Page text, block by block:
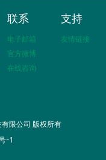
联系
电子邮箱
官方微博
在线咨询
支持
友情链接
限公司 版权所有
-1